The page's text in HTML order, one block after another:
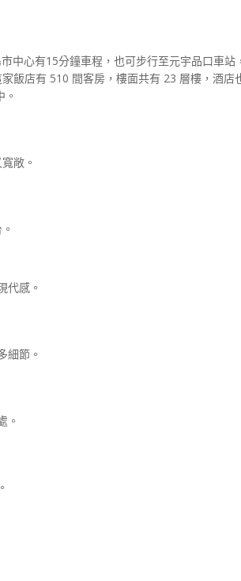
中心有15分鐘車程，也可步行至元宇品口車站
飯店有 510 間客房，樓面共有 23 層樓，酒店
敞。
代感。
細節。
。